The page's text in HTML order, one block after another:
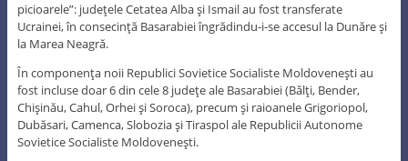
picioarele”: judeţele Cetatea Alba şi Ismail au fost transferate
Ucrainei, în consecinţă Basarabiei îngrădindu-i-se accesul la Dunăre şi
la Marea Neagră.
În componenţa noii Republici Sovietice Socialiste Moldoveneşti au
fost incluse doar 6 din cele 8 judeţe ale Basarabiei (Bălţi, Bender,
Chişinău, Cahul, Orhei şi Soroca), precum şi raioanele Grigoriopol,
Dubăsari, Camenca, Slobozia şi Tiraspol ale Republicii Autonome
Sovietice Socialiste Moldoveneşti.